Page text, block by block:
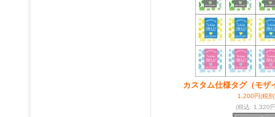
カスタム仕様タグ（モザ
1,200円(税別
(税込: 1,320